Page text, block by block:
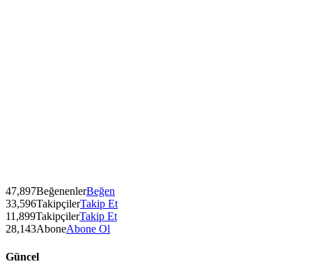
47,897BeğenenlerBeğen
33,596TakipçilerTakip Et
11,899TakipçilerTakip Et
28,143AboneAbone Ol
Güncel